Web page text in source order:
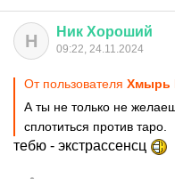
Н Ник Хороший
09:22, 24.11.2024
От пользователя Хмырь
А ты не только не
сплотиться против таро.
тебю - экстрассенсц